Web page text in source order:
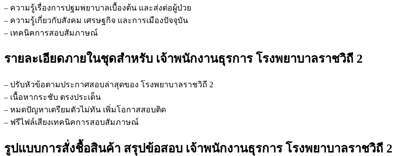
– ความรู้เรื่องการปฐมพยาบาลเบื้องต้น และส่งต่อผู้ป่วย
– ความรู้เกี่ยวกับสังคม เศรษฐกิจ และการเมืองปัจจุบัน
– เทคนิคการสอบสัมภาษณ์
รายละเอียดภายในชุดสำหรับ เจ้าพนักงานธุรการ โรงพยาบาลราชวิถี 2
– ปรับหัวข้อตามประกาศสอบล่าสุดของ โรงพยาบาลราชวิถี 2
– เนื้อหากระชับ ตรงประเด็น
– หมดปัญหาเตรียมตัวไม่ทัน เพิ่มโอกาสสอบติด
– ฟรีไฟล์เสียงเทคนิคการสอบสัมภาษณ์
รูปแบบการสั่งชื้อสินค้า สรุปข้อสอบ เจ้าพนักงานธุรการ โรงพยาบาลราชวิถี 2